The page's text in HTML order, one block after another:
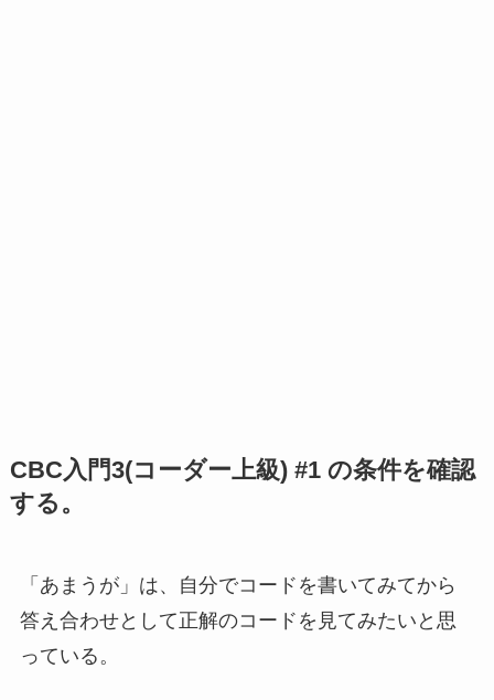
CBC入門3(コーダー上級) #1 の条件を確認
する。
「あまうが」は、自分でコードを書いてみてから
答え合わせとして正解のコードを見てみたいと思
っている。